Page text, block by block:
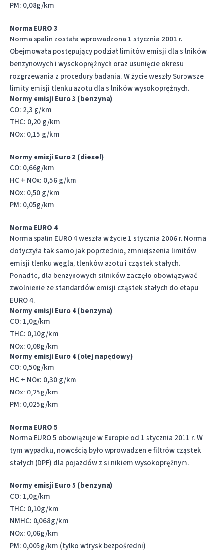
PM: 0,08g/km
Norma EURO 3
Norma spalin została wprowadzona 1 stycznia 2001 r.
Obejmowała postępujący podział limitów emisji dla silników
benzynowych i wysokoprężnych oraz usunięcie okresu
rozgrzewania z procedury badania. W życie weszły Surowsze
limity emisji tlenku azotu dla silników wysokoprężnych.
Normy emisji Euro 3 (benzyna)
CO: 2,3 g/km
THC: 0,20 g/km
NOx: 0,15 g/km
Normy emisji Euro 3 (diesel)
CO: 0,66g/km
HC + NOx: 0,56 g/km
NOx: 0,50 g/km
PM: 0,05g/km
Norma EURO 4
Norma spalin EURO 4 weszła w życie 1 stycznia 2006 r. Norma
dotyczyła tak samo jak poprzednio, zmniejszenia limitów
emisji tlenku węgla, tlenków azotu i cząstek stałych.
Ponadto, dla benzynowych silników zaczęło obowiązywać
zwolnienie ze standardów emisji cząstek stałych do etapu
EURO 4.
Normy emisji Euro 4 (benzyna)
CO: 1,0g/km
THC: 0,10g/km
NOx: 0,08g/km
Normy emisji Euro 4 (olej napędowy)
CO: 0,50g/km
HC + NOx: 0,30 g/km
NOx: 0,25g/km
PM: 0,025g/km
Norma EURO 5
Norma EURO 5 obowiązuje w Europie od 1 stycznia 2011 r. W
tym wypadku, nowością było wprowadzenie filtrów cząstek
stałych (DPF) dla pojazdów z silnikiem wysokoprężnym.
Normy emisji Euro 5 (benzyna)
CO: 1,0g/km
THC: 0,10g/km
NMHC: 0,068g/km
NOx: 0,06g/km
PM: 0,005g/km (tylko wtrysk bezpośredni)